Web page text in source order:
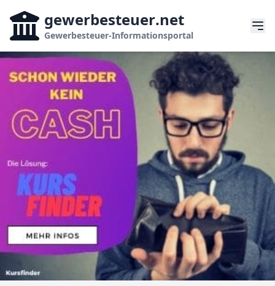
gewerbesteuer.net
Gewerbesteuer-Informationsportal